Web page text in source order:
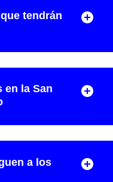
tendrán
en la San
a los